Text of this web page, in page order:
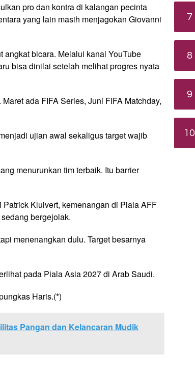
pro dan kontra di kalangan pecinta
yang lain masih menjagokan Giovanni
bicara. Melalui kanal YouTube
bisa dinilai setelah melihat progres nyata
ada FIFA Series, Juni FIFA Matchday,
ujian awal sekaligus target wajib
menurunkan tim terbaik. Itu barrier
Kluivert, kemenangan di Piala AFF
bergejolak.
menenangkan dulu. Target besarnya
pada Piala Asia 2027 di Arab Saudi.
Haris.(*)
Pangan dan Kelancaran Mudik
7
8
9
10